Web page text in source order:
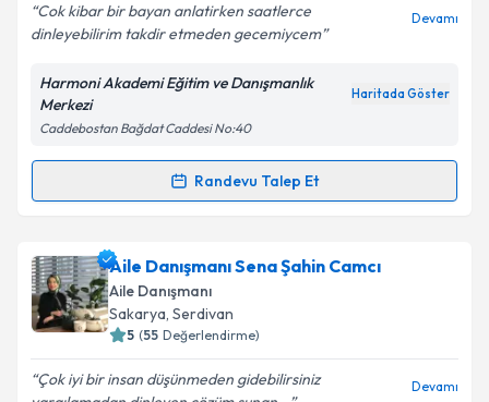
Cok kibar bir bayan anlatirken saatlerce
dinleyebilirim takdir etmeden gecemiycem
Devamı
Harmoni Akademi Eğitim ve Danışmanlık
Merkezi
Haritada Göster
Caddebostan Bağdat Caddesi No:40
Randevu Talep Et
Randevu Takvimi Talebi
Aile Danışmanı Tülin Enginiçin randevu takvimi
talebi oluşturun. Size bu uzmandan randevu almanız
için bir takvim hazırlandığında e-posta ile
bilgilendireceğiz.
E-posta Adresiniz
Aile Danışmanı Sena Şahin Camcı
Aile Danışmanı
Sakarya, Serdivan
5 (55 Değerlendirme)
Çok iyi bir insan düşünmeden gidebilirsiniz
Devamı